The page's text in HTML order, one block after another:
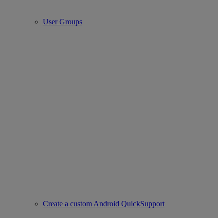
User Groups
Create a custom Android QuickSupport